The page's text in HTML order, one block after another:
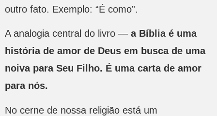
outro fato. Exemplo: “É como”.
A analogia central do livro — a Bíblia é uma
história de amor de Deus em busca de uma
noiva para Seu Filho. É uma carta de amor
para nós.
No cerne de nossa religião está um